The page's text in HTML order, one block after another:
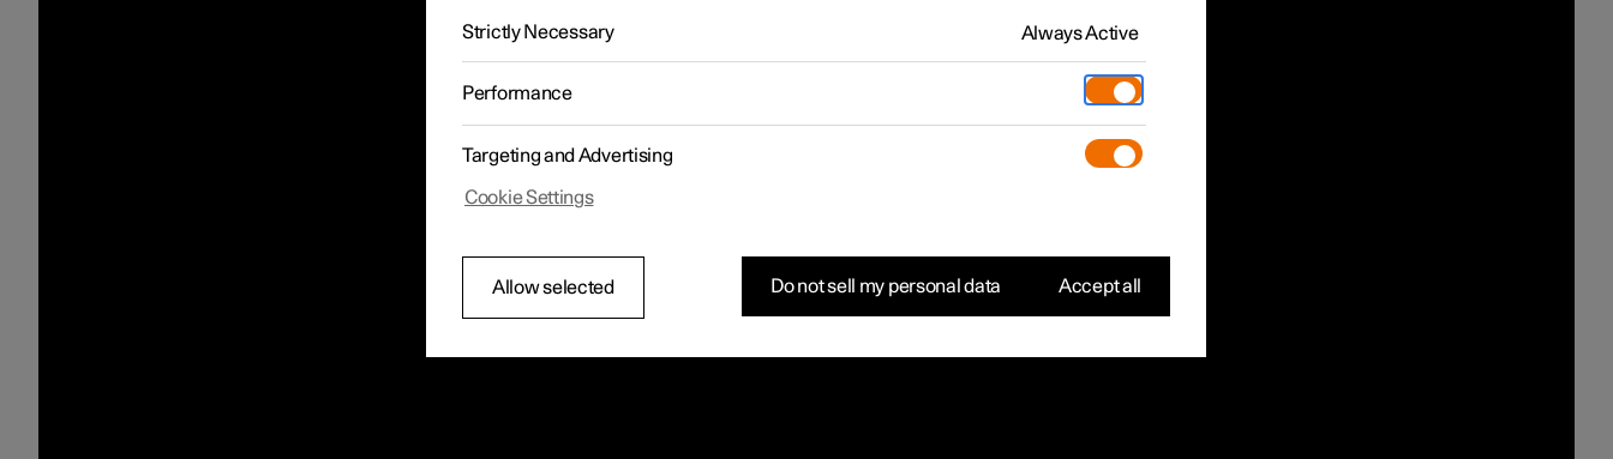
Strictly Necessary Always Active
Performance
Targeting and Advertising
Cookie Settings
Allow selected Do not sell my personal data Accept all